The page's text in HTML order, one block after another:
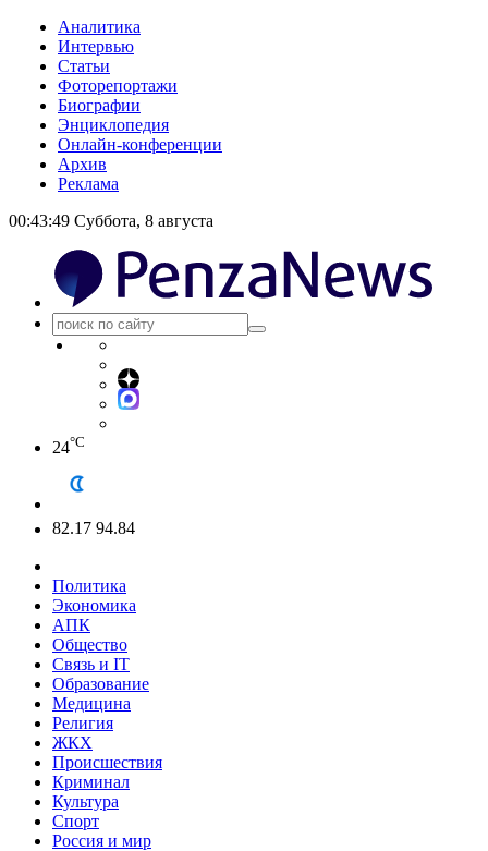
Аналитика
Интервью
Статьи
Фоторепортажи
Биографии
Энциклопедия
Онлайн-конференции
Архив
Реклама
00:43:49 Суббота, 8 августа
24°C
82.17 94.84
Политика
Экономика
АПК
Общество
Связь и IT
Образование
Медицина
Религия
ЖКХ
Происшествия
Криминал
Культура
Спорт
Россия и мир